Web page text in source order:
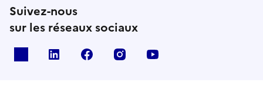
Suivez-nous
sur les réseaux sociaux
Linkedin Facebook Instagram